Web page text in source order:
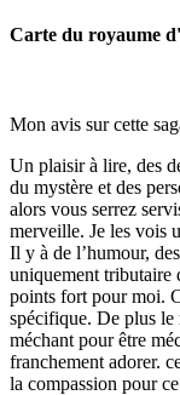
Carte du royaume
Mon avis sur cette
Un plaisir à lire, des
du mystère et des
alors vous serrez
merveille. Je les vois
Il y à de l’humour,
uniquement tributaire
points fort pour moi.
spécifique. De plus le
méchant pour être
franchement adorer.
la compassion pour